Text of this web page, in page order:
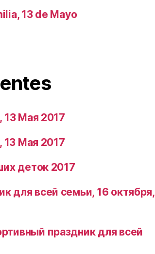
13 de Mayo
13 Мая 2017
13 Мая 2017
деток 2017
для всей семьи, 16 октября,
праздник для всей